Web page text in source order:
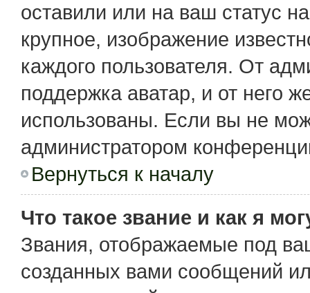
оставили или на ваш статус
крупное, изображение
каждого пользователя. От
поддержка аватар, и от него
использованы. Если вы не
администратором
Вернуться к началу
Что такое звание и как я
Звания, отображаемые под
созданных вами сообщений